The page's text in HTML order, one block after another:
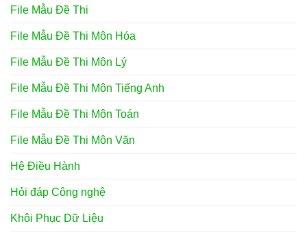
File Mẫu Đề Thi
File Mẫu Đề Thi Môn Hóa
File Mẫu Đề Thi Môn Lý
File Mẫu Đề Thi Môn Tiếng Anh
File Mẫu Đề Thi Môn Toán
File Mẫu Đề Thi Môn Văn
Hệ Điều Hành
Hỏi đáp Công nghệ
Khôi Phục Dữ Liệu